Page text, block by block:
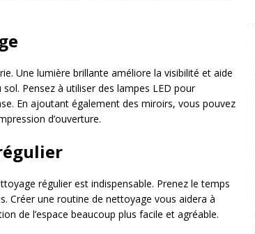
Une lumière brillante améliore la visibilité et aide
Pensez à utiliser des lampes LED pour
En ajoutant également des miroirs, vous pouvez
d’ouverture.
régulier est indispensable. Prenez le temps
Créer une routine de nettoyage vous aidera à
de l’espace beaucoup plus facile et agréable.